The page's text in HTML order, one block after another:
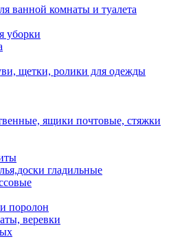
ванной комнаты и туалета
уборки
щетки, ролики для одежды
ящики почтовые, стяжки
гладильные
поролон
веревки